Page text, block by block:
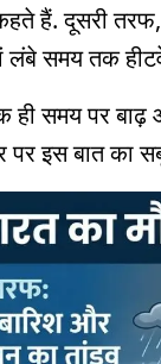
हैं. दूसरी
लंबे समय तक
ही समय पर
पर इस बात का